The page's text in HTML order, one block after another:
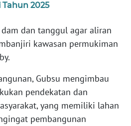
Tahun 2025
dam dan tanggul agar aliran
kawasan permukiman
Gubsu mengimbau
pendekatan dan
yang memiliki lahan
pembangunan